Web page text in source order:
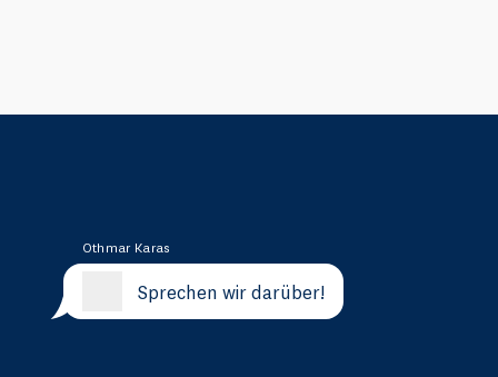
Othmar Karas
Sprechen wir darüber!